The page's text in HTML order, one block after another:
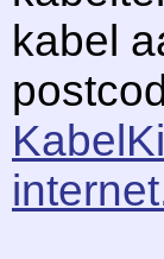
kabel